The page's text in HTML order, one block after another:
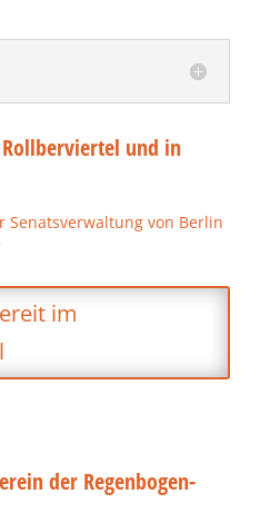
und in
Senatsverwaltung von Berlin
im
der Regenbogen-